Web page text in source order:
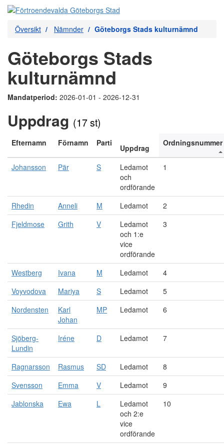
Översikt Nämnder Göteborgs Stads kulturnämnd
Göteborgs Stads
kulturnämnd
Mandatperiod: 2026-01-01 - 2026-12-31
Uppdrag (17 st)
Efternamn Förnamn Parti
Uppdrag
Ordningsnummer
Johansson Pär S
Ledamot
och
ordförande
1
Rhedin Anneli M Ledamot
2
Fjeldmose
Grith V
Ledamot
och 1:e
vice
ordförande
3
Westberg Ivana M Ledamot
4
Voyvodova
Mariya S Ledamot
5
Nordensten
Karl
Johan
MP Ledamot 6
Sjöberg-
Lundin
Iréne D Ledamot 7
Ragnarsson Rasmus SD Ledamot
8
Svensson
Emma V Ledamot
9
Jablonska
Ewa L
Ledamot
och 2:e
vice
ordförande
10